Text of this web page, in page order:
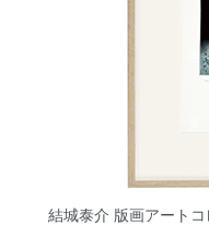
結城泰介 版画アート